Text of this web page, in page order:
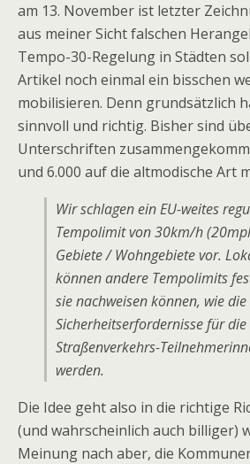
am 13. November ist letzter
aus meiner Sicht falschen
Tempo-30-Regelung in Städten
Artikel noch einmal ein bisschen
mobilisieren. Denn grundsätzlich
sinnvoll und richtig. Bisher sind
Unterschriften
und 6.000 auf die altmodische Art
Wir schlagen ein EU-weites
Tempolimit von 30km/h
Gebiete / Wohngebiete vor.
können andere Tempolimits
sie nachweisen können, wie
Sicherheitserfordernisse für die
Straßenverkehrs-
werden.
Die Idee geht also in die richtige
(und wahrscheinlich auch billiger)
Meinung nach aber, die